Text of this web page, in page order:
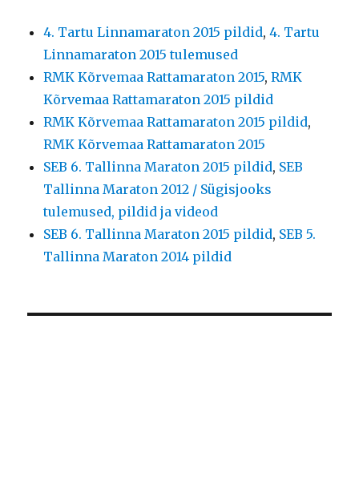
4. Tartu Linnamaraton 2015 pildid,4. Tartu
Linnamaraton 2015 tulemused
RMK Kõrvemaa Rattamaraton 2015,RMK
Kõrvemaa Rattamaraton 2015 pildid
RMK Kõrvemaa Rattamaraton 2015 pildid,
RMK Kõrvemaa Rattamaraton 2015
SEB 6. Tallinna Maraton 2015 pildid, SEB
Tallinna Maraton 2012 / Sügisjooks
tulemused, pildid ja videod
SEB 6. Tallinna Maraton 2015 pildid, SEB 5.
Tallinna Maraton 2014 pildid